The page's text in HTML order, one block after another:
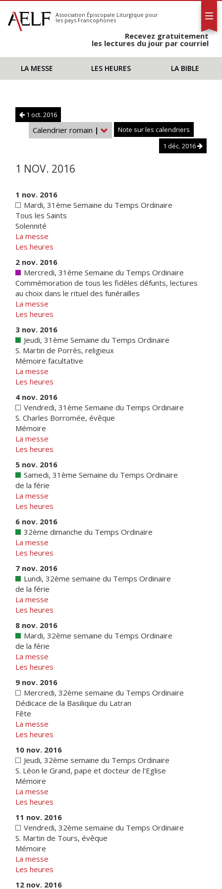
S'abonner
Calendrier
Association Épiscopale Liturgique pour
les pays Francophones
Recevez gratuitement
les lectures du jour par courriel
LA MESSE LES HEURES LA BIBLE
1 oct. 2016
Calendrier romain |
Note sur les calendriers
1 déc. 2016
1 NOV. 2016
1 nov. 2016
Mardi, 31ème Semaine du Temps Ordinaire
Tous les Saints
Solennité
La messe
Les heures
2 nov. 2016
Mercredi, 31ème Semaine du Temps Ordinaire
Commémoration de tous les fidèles défunts, lectures
au choix dans le rituel des funérailles
La messe
Les heures
3 nov. 2016
Jeudi, 31ème Semaine du Temps Ordinaire
S. Martin de Porrès, religieux
Mémoire facultative
La messe
Les heures
4 nov. 2016
Vendredi, 31ème Semaine du Temps Ordinaire
S. Charles Borromée, évêque
Mémoire
La messe
Les heures
5 nov. 2016
Samedi, 31ème Semaine du Temps Ordinaire
de la férie
La messe
Les heures
6 nov. 2016
32ème dimanche du Temps Ordinaire
La messe
Les heures
7 nov. 2016
Lundi, 32ème semaine du Temps Ordinaire
de la férie
La messe
Les heures
8 nov. 2016
Mardi, 32ème semaine du Temps Ordinaire
de la férie
La messe
Les heures
9 nov. 2016
Mercredi, 32ème semaine du Temps Ordinaire
Dédicace de la Basilique du Latran
Fête
La messe
Les heures
10 nov. 2016
Jeudi, 32ème semaine du Temps Ordinaire
S. Léon le Grand, pape et docteur de l'Eglise
Mémoire
La messe
Les heures
11 nov. 2016
Vendredi, 32ème semaine du Temps Ordinaire
S. Martin de Tours, évêque
Mémoire
La messe
Les heures
12 nov. 2016